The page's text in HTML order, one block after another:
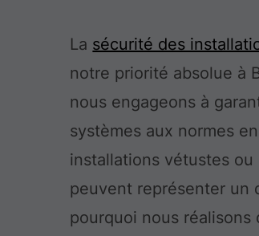
La sécurité des
notre priorité absolue à
nous engageons à
systèmes aux normes
installations vétustes
peuvent représenter un
pourquoi nous réalisons